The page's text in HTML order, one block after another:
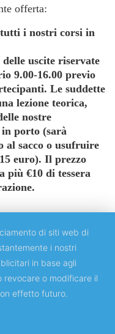
offerta:
i nostri corsi in
uscite riservate
9.00-16.00 previo
Le suddette
lezione teorica,
nostre
porto (sarà
al sacco o usufruire
euro). Il prezzo
più €10 di tessera
"Tor Vergata"
di siti web di
i nostri
in base agli
revocare o modificare il
effetto futuro.